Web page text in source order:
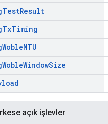
TestResult
TxTiming
WobleMTU
WobleWindowSize
açık işlevler